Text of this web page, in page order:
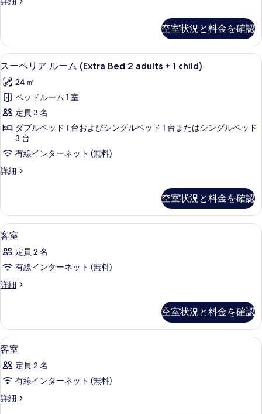
(extrabed
す
べ
て
の
写
真
表
示
ル
4AD+1CH)
の
詳
細
ル
ル
ー
ム
の
す
べ
て
の
写
を
表
示
す
る
ー
ド
ト
プ
ル
ー
ム
詳
細
空室状況と料金を確認
ス
ー
ペ
リ
ア
ル
ー
ム
2
adults
+
child)
す
て
の
写
真
を
表
低刺激性寝具、ミニバー、セーフテ
7
スーペリア ルーム (Extra Bed 2 adults + 1 child)
24 ㎡
ベッドルーム 1 室
定員 3 名
ダブルベッド 1 台およびシングルベッド 1 台またはシングルベッド
3 台
有線インターネット (無料)
詳細
ス
ア
ル
ー
(Extra
Bed
adults
の
詳
細
空室状況と料金を確認
客
室
の
す
べ
の
写
真
を
表
示
低刺激性寝具、ミニバー、セーフテ
16
客室
定員 2 名
有線インターネット (無料)
詳細
客
細
空室状況と料金を確認
客
室
の
す
べ
低刺激性寝具、ミニバー、セーフテ
13
客室
定員 2 名
有線インターネット (無料)
詳細
客